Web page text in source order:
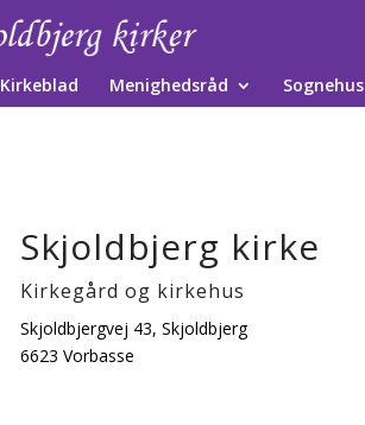
Kirkeblad Menighedsråd Sognehus
Skjoldbjerg kirke
Kirkegård og kirkehus
Skjoldbjergvej 43, Skjoldbjerg
6623 Vorbasse